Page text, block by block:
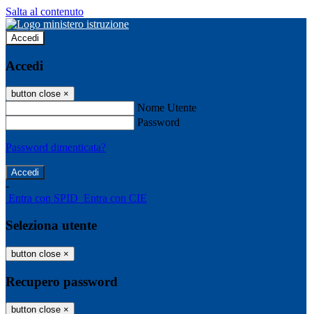
Salta al contenuto
Accedi
Accedi
button close ×
Nome Utente
Password
Password dimenticata?
-
Entra con SPID Entra con CIE
Seleziona utente
button close ×
Recupero password
button close ×